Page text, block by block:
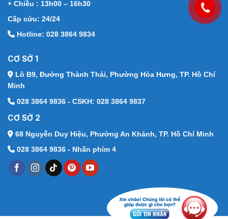
+ Chiều : 13h00 – 16h30
Cấp cứu: 24/24
Hotline: 028 3864 9834
CƠ SỞ 1
Lô B9, Đường Thành Thái, Phường Hòa Hưng, TP. Hồ Chí
Minh
028 3864 9836 - CSKH: 028 3864 9837
CƠ SỞ 2
68 Nguyễn Duy Hiệu, Phường An Khánh, TP. Hồ Chí Minh
028 3864 9836 - Nhấn phím 4